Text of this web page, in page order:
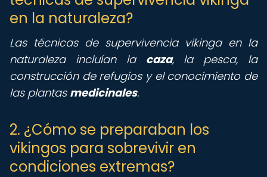
en la naturaleza?
Las técnicas de supervivencia vikinga en la
naturaleza incluían la caza, la pesca, la
construcción de refugios y el conocimiento de
las plantas medicinales.
2. ¿Cómo se preparaban los
vikingos para sobrevivir en
condiciones extremas?